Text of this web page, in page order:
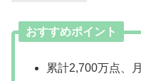
おすすめポイント
累計2,700万点、